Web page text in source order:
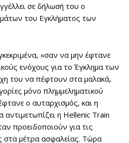
σε δήλωσή του ο
του Εγκλήματος των
«σαν να μην έφτανε
ενόχους για το Έγκλημα των
του να πέφτουν στα μαλακά,
μόνο πλημμεληματικού
ο αυταρχισμός, και η
αντιμετωπίζει η Hellenic Train
προειδοποιούν για τις
στα μέτρα ασφαλείας. Τώρα